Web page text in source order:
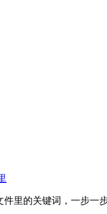
件里的关键词，一步一